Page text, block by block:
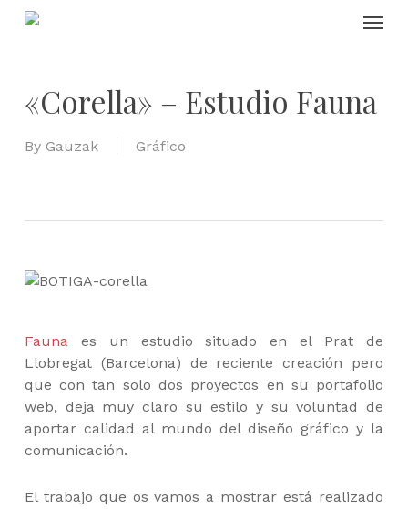
Skip
«Corella» – Estudio Fauna
By Gauzak Gráfico
Faunaes un estudio situado en el Prat de
Llobregat (Barcelona) de reciente creación pero
que con tan solo dos proyectos en su portafolio
web, deja muy claro su estilo y su voluntad de
aportar calidad al mundo del diseño gráfico y la
comunicación.
El trabajo que os vamos a mostrar está realizado